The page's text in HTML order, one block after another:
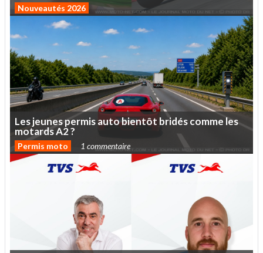
Nouveautés 2026
Lesjeunespermisautobientôt bridéscommeles
motardsA2?
Permis moto 1 commentaire